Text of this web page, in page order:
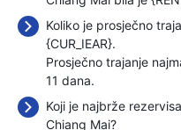
Koliko je prosječno
{CUR_IEAR}.
Prosječno trajanje
11 dana.
Koji je najbrže
Chiang Mai?